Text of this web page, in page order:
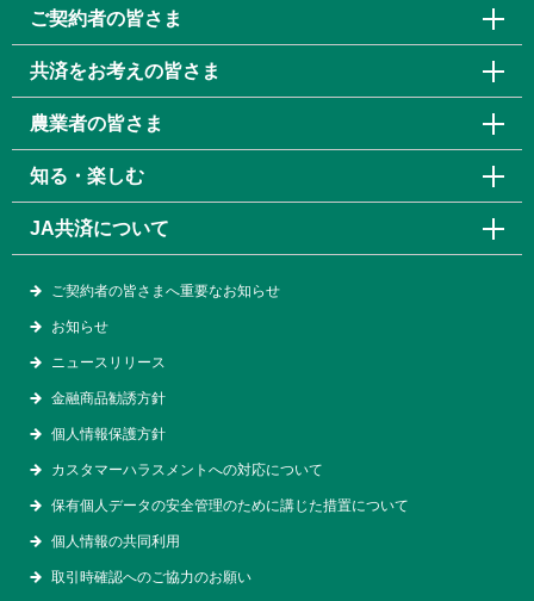
ご契約者の皆さま
共済をお考えの皆さま
農業者の皆さま
知る・楽しむ
JA共済について
ご契約者の皆さまへ重要なお知らせ
お知らせ
ニュースリリース
金融商品勧誘方針
個人情報保護方針
カスタマーハラスメントへの対応について
保有個人データの安全管理のために講じた措置について
個人情報の共同利用
取引時確認へのご協力のお願い